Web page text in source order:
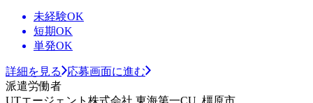
未経験OK
短期OK
単発OK
詳細を見る
応募画面に進む
派遣労働者
UTエージェント株式会社 東海第一CU_橿原市